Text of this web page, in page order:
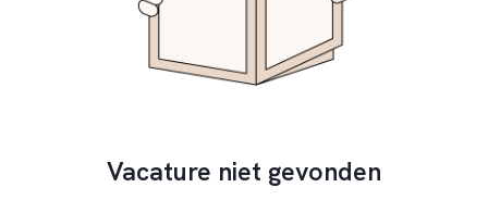
Vacature niet gevonden